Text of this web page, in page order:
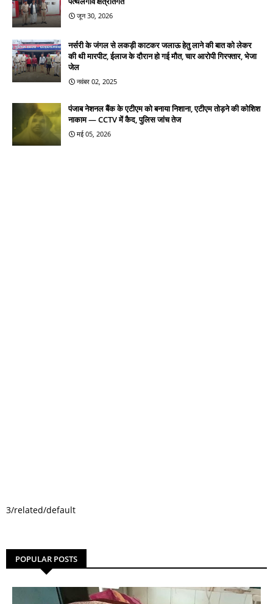
जून 30, 2026
नर्सरी के जंगल से लकड़ी काटकर जलाऊ हेतु लाने की बात को लेकर
की थी मारपीट, ईलाज के दौरान हो गई मौत, चार आरोपी गिरफ्तार, भेजा
जेल
नवंबर 02, 2025
पंजाब नेशनल बैंक के एटीएम को बनाया निशाना, एटीएम तोड़ने की कोशिश
नाकाम — CCTV में कैद, पुलिस जांच तेज
मई 05, 2026
3/related/default
POPULAR POSTS